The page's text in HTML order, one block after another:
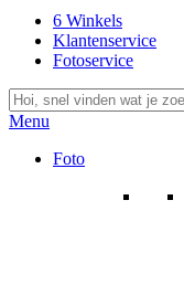
6 Winkels
Klantenservice
Fotoservice
Menu
Foto